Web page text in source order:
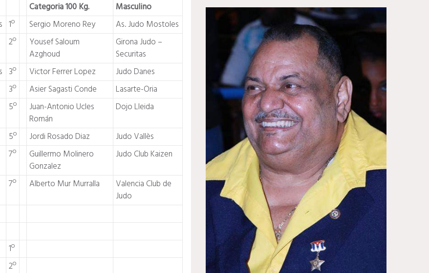
Categoria 100 Kg.
Masculino
1º Sergio Moreno Rey
As. Judo Mostoles
2º
Yousef Saloum
Azghoud
Girona Judo –
Securitas
3º Victor Ferrer Lopez
Judo Danes
3º Asier Sagasti Conde
Lasarte-Oria
5º
Juan-Antonio Ucles
Román
Dojo Lleida
5º Jordi Rosado Diaz
Judo Vallès
7º
Guillermo Molinero
Gonzalez
Judo Club Kaizen
7º Alberto Mur Murralla
Valencia Club de
Judo
1º
2º